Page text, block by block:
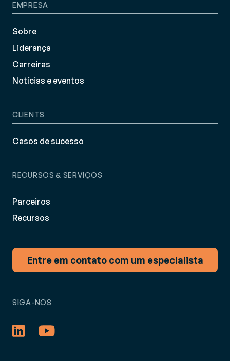
EMPRESA
Sobre
Liderança
Carreiras
Notícias e eventos
CLIENTS
Casos de sucesso
RECURSOS & SERVIÇOS
Parceiros
Recursos
Entre em contato com um especialista
SIGA-NOS